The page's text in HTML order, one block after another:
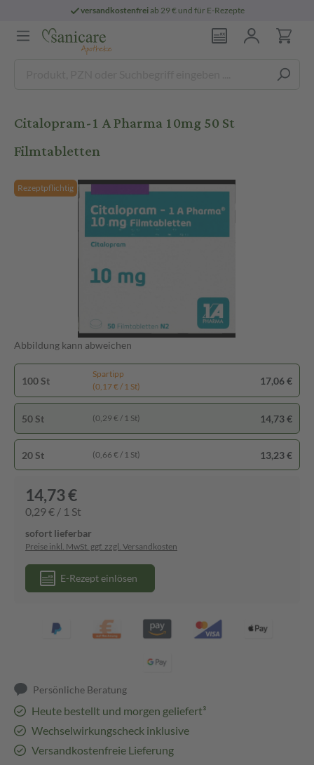
versandkostenfreiab 29 € und für E-Rezepte
Citalopram-1 A Pharma 10mg 50 St
Filmtabletten
Rezeptpflichtig
Abbildung kann abweichen
100 St
Spartipp
(0,17 € / 1 St)
17,06 €
50 St (0,29 € / 1 St) 14,73 €
20 St (0,66 € / 1 St) 13,23 €
14,73 €
0,29 € / 1 St
sofort lieferbar
Preise inkl. MwSt. ggf. zzgl. Versandkosten
E-Rezept einlösen
Persönliche Beratung
Heute bestellt und morgen geliefert³
Wechselwirkungscheck inklusive
Versandkostenfreie Lieferung